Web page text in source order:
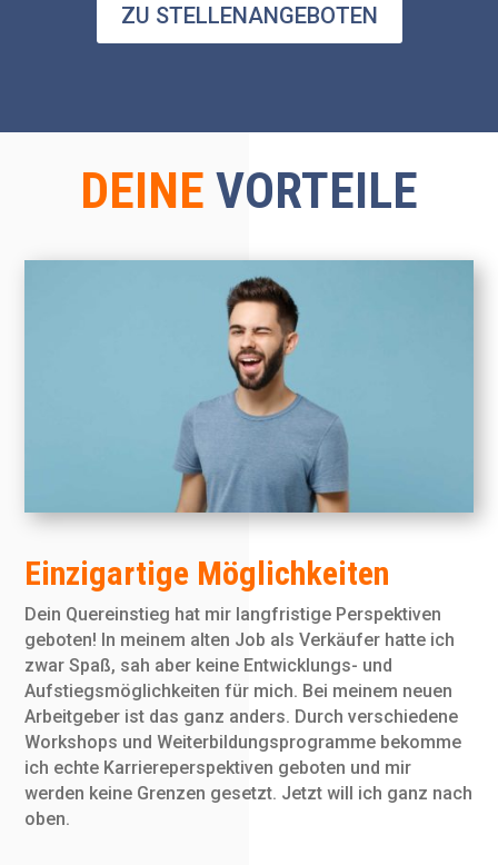
ZU STELLENANGEBOTEN
DEINE VORTEILE
Einzigartige Möglichkeiten
Dein Quereinstieg hat mir langfristige Perspektiven
geboten! In meinem alten Job als Verkäufer hatte ich
zwar Spaß, sah aber keine Entwicklungs- und
Aufstiegsmöglichkeiten für mich. Bei meinem neuen
Arbeitgeber ist das ganz anders. Durch verschiedene
Workshops und Weiterbildungsprogramme bekomme
ich echte Karriereperspektiven geboten und mir
werden keine Grenzen gesetzt. Jetzt will ich ganz nach
oben.